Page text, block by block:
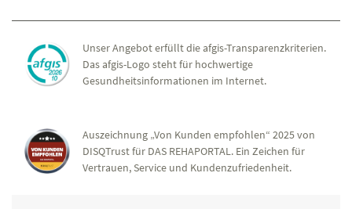
Unser Angebot erfüllt die afgis-Transparenzkriterien.
Das afgis-Logo steht für hochwertige
Gesundheitsinformationen im Internet.
Auszeichnung „Von Kunden empfohlen“ 2025 von
DISQTrust für DAS REHAPORTAL. Ein Zeichen für
Vertrauen, Service und Kundenzufriedenheit.